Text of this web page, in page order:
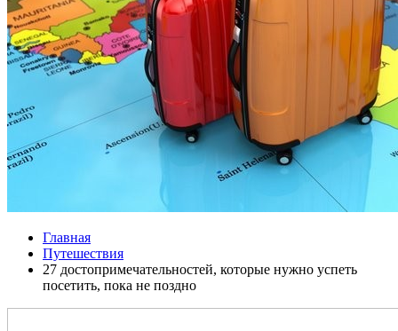
Главная
Путешествия
27 достопримечательностей, которые нужно успеть
посетить, пока не поздно